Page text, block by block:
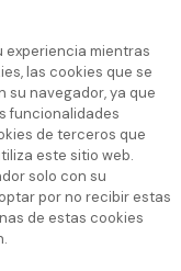
experiencia mientras
las cookies que se
su navegador, ya que
funcionalidades
de terceros que
este sitio web.
solo con su
por no recibir estas
de estas cookies